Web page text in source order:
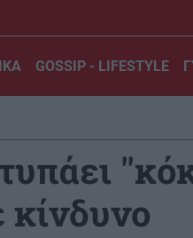
GOSSIP - LIFESTYLE
κίνδυνο